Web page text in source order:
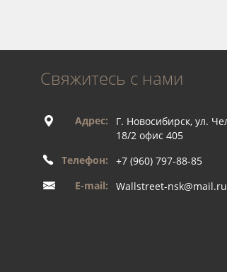
Свяжитесь с нами
Адрес:
Г. Новосибирск, ул.
18/2 офис 405
Телефон:
+7 (960) 797-88-85
E-mail:
Wallstreet-nsk@mail.ru